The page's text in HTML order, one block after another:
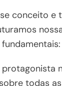
conceito e
protagonista
todas